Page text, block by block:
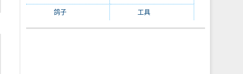
鸽子(108) 工具